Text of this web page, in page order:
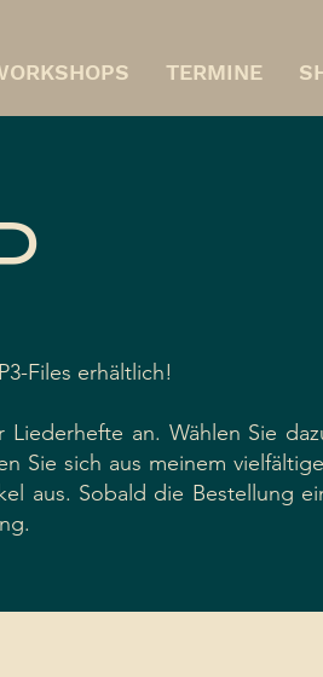
TERMINE
Files erhältlich!
an. Wählen Sie
Sie sich aus meinem
aus. Sobald die Bestellung